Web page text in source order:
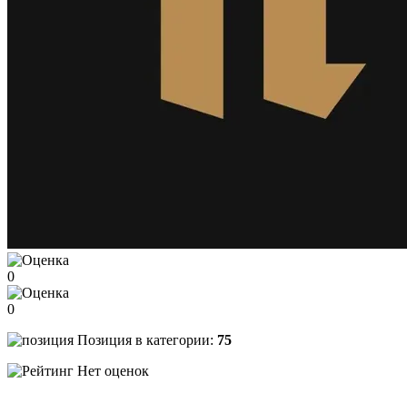
0
0
Позиция в категории: 75
Нет оценок